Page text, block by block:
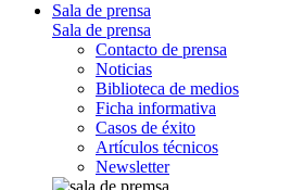
Sala de prensa
Sala de prensa
Contacto de prensa
Noticias
Biblioteca de medios
Ficha informativa
Casos de éxito
Artículos técnicos
Newsletter